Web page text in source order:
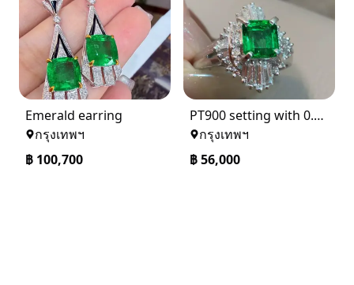
Emerald earring
กรุงเทพฯ
฿ 100,700
PT900 setting with 0.65ct Emerald Ring
กรุงเทพฯ
฿56,000